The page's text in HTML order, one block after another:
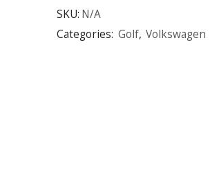
SKU: N/A
Categories: Golf, Volkswagen